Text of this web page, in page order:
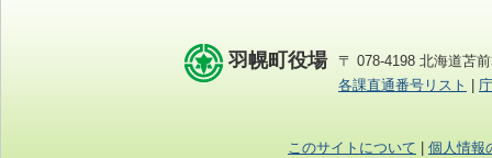
羽幌町役場
〒 078-4198 北海道苫
各課直通番号リスト
このサイトについて 個人情報